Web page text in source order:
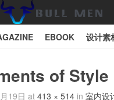
Bull Man斗牛士
EBOOK 设计素
of Style
19日 at 413 × 514in 室内设